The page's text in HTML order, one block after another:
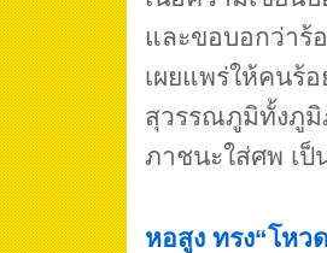
และขอบอกว่าร้
เผยแพร่ให้คนร้
สุวรรณภูมิทั้งภูมิ
ภาชนะใส่ศพ เ
หอสูง ทรง“โหว